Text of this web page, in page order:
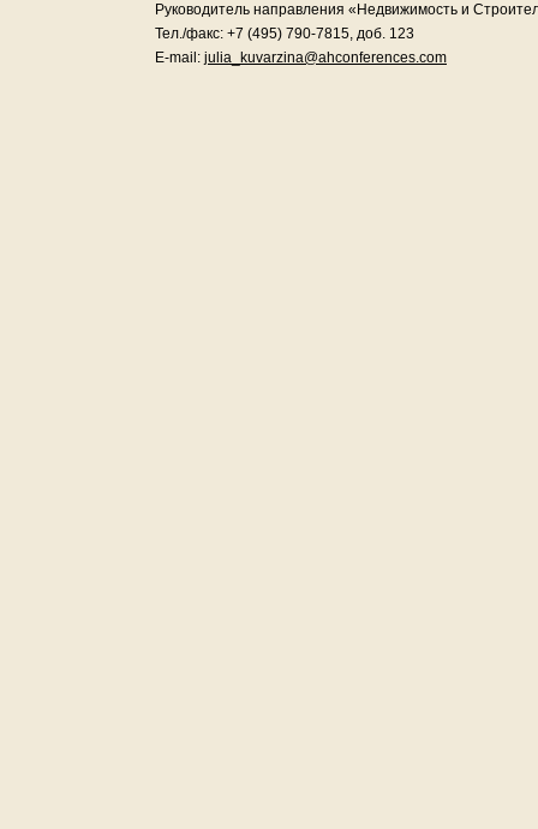
Руководитель направления «Недвижимость и
Тел./факс: +7 (495) 790-7815, доб. 123
E-mail: julia_kuvarzina@ahconferences.com